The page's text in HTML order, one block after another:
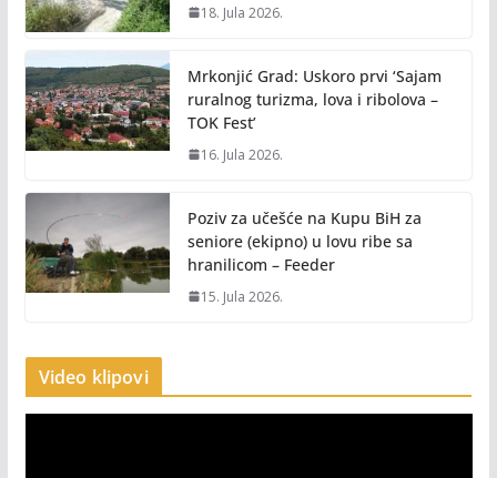
18. Jula 2026.
Mrkonjić Grad: Uskoro prvi ‘Sajam
ruralnog turizma, lova i ribolova –
TOK Fest’
16. Jula 2026.
Poziv za učešće na Kupu BiH za
seniore (ekipno) u lovu ribe sa
hranilicom – Feeder
15. Jula 2026.
Video klipovi